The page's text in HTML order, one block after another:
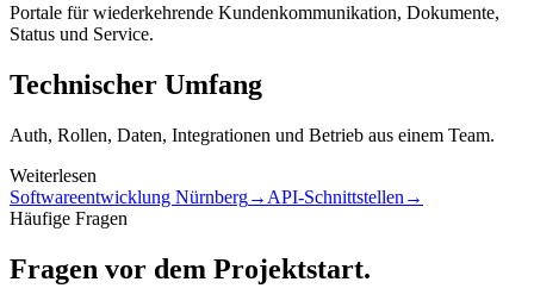
Portale für wiederkehrende Kundenkommunikation, Dokumente,
Status und Service.
Technischer Umfang
Auth, Rollen, Daten, Integrationen und Betrieb aus einem Team.
Weiterlesen
Softwareentwicklung Nürnberg→ API-Schnittstellen →
Häufige Fragen
Fragen vor dem Projektstart.